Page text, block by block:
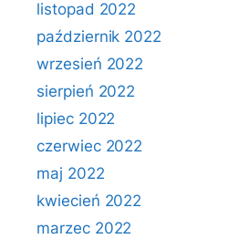
listopad 2022
październik 2022
wrzesień 2022
sierpień 2022
lipiec 2022
czerwiec 2022
maj 2022
kwiecień 2022
marzec 2022